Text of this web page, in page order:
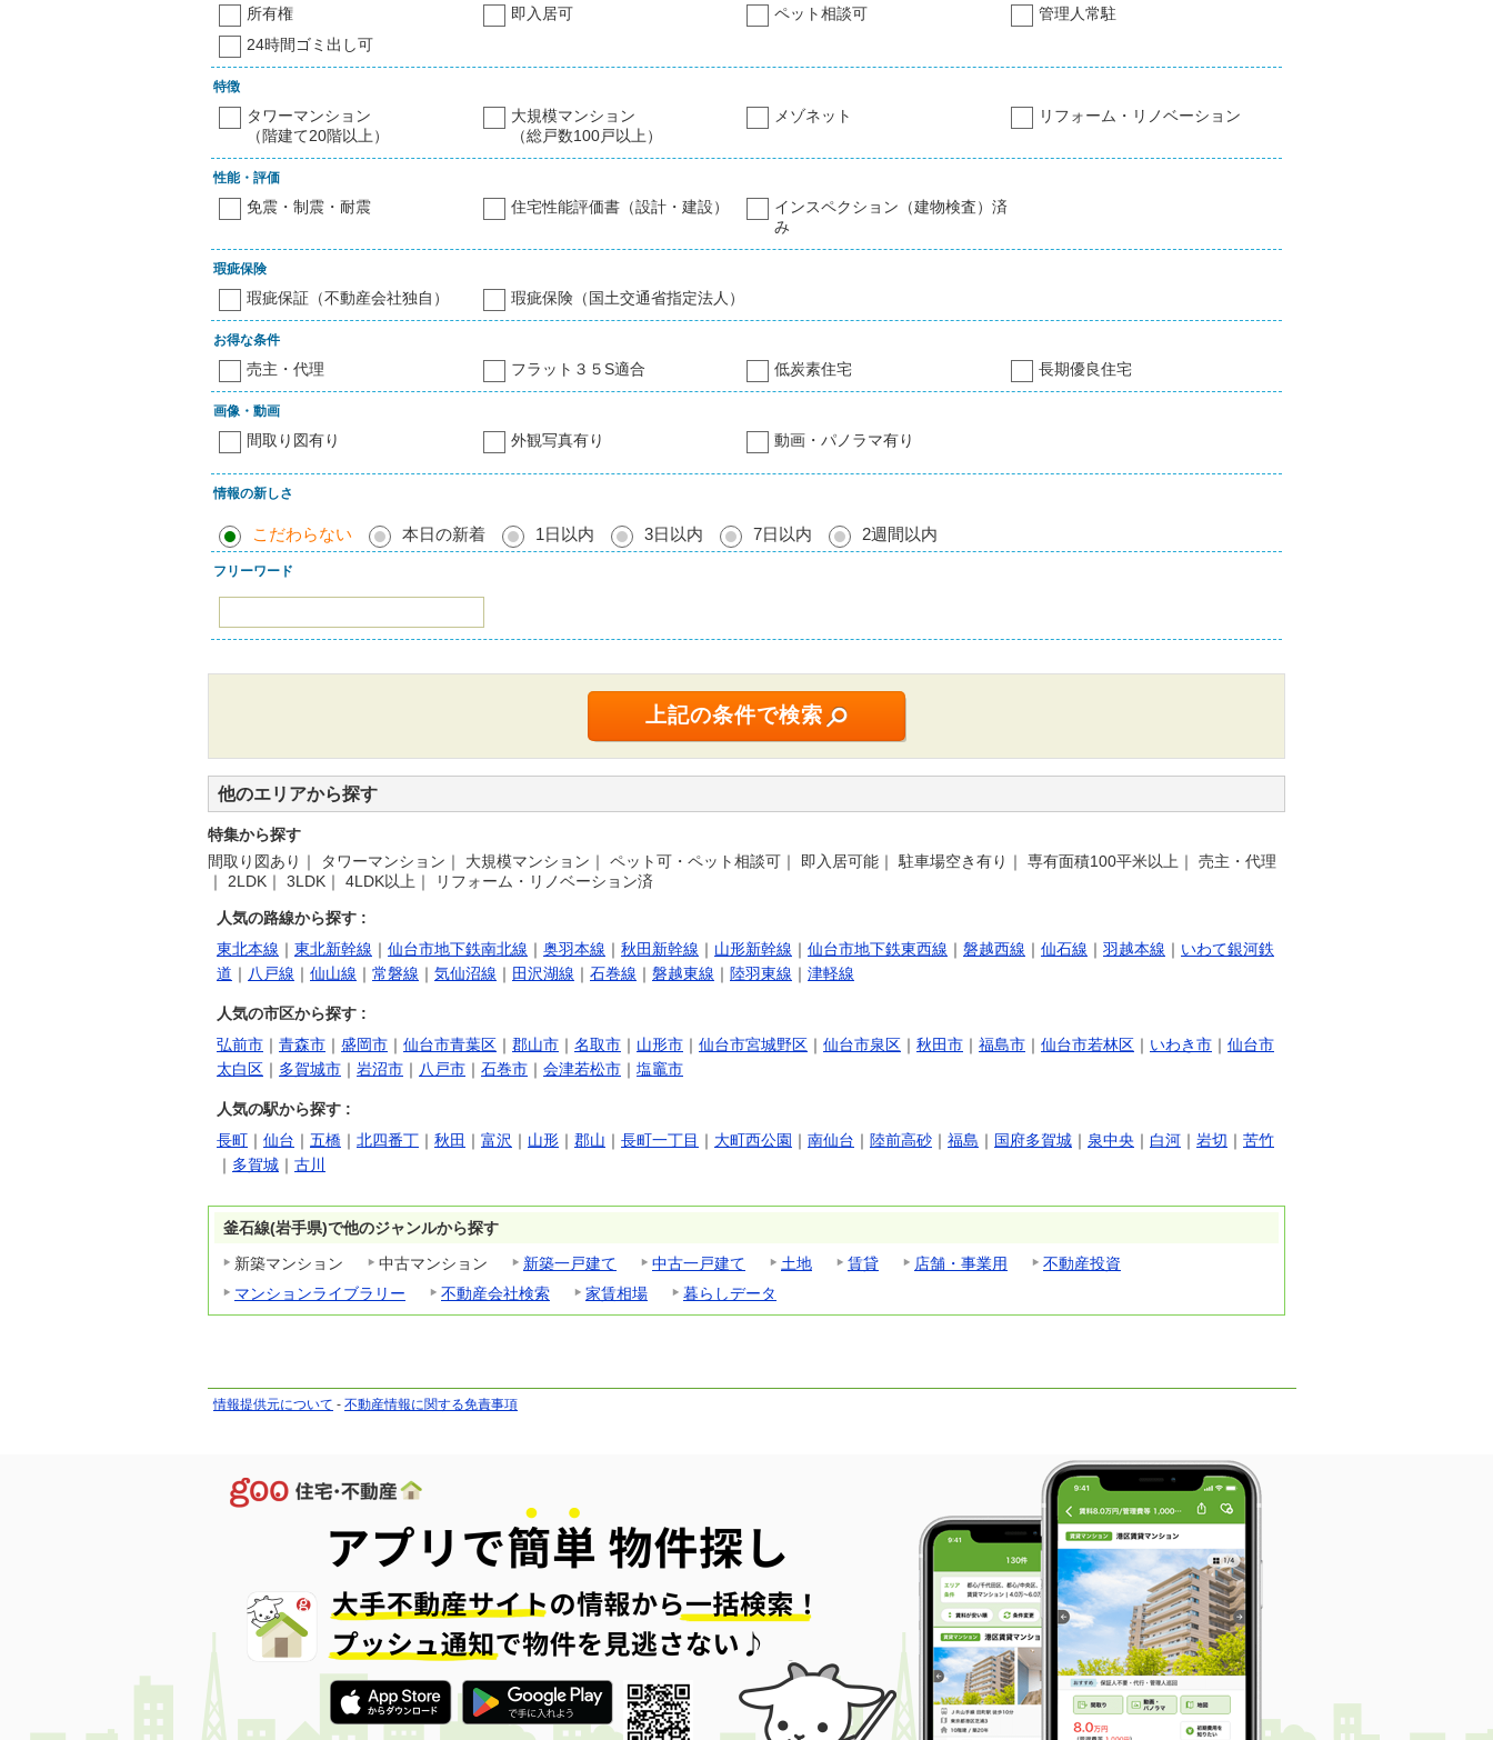
所有権 即入居可 ペット相談可
管理人常駐
24時間ゴミ出し可
特徴
タワーマンション
（階建て20階以上）
大規模マンション
（総戸数100戸以上）
メゾネット リフォーム・リノベーション
性能・評価
免震・制震・耐震 住宅性能評価書（設計・建設）
インスペクション（建物検査）済
み
瑕疵保険
瑕疵保証（不動産会社独自） 瑕疵保険（国土交通省指定法人）
お得な条件
売主・代理 フラット３５S適合 低炭素住宅 長期優良住宅
画像・動画
間取り図有り 外観写真有り 動画・パノラマ有り
情報の新しさ
こだわらない 本日の新着 1日以内 3日以内 7日以内 2週間以内
フリーワード
他のエリアから探す
特集から探す
間取り図あり ｜ タワーマンション ｜ 大規模マンション ｜ ペット可・ペット相談可 ｜ 即入居可能 ｜ 駐車場空き有り ｜ 専有面積100平米以上 ｜ 売主・代理
｜ 2LDK ｜ 3LDK ｜ 4LDK以上 ｜ リフォーム・リノベーション済
人気の路線から探す :
東北本線 ｜ 東北新幹線 ｜ 仙台市地下鉄南北線 ｜ 奥羽本線 ｜ 秋田新幹線 ｜ 山形新幹線 ｜ 仙台市地下鉄東西線 ｜ 磐越西線 ｜ 仙石線 ｜ 羽越本線 ｜ いわて銀河鉄
道 ｜ 八戸線 ｜ 仙山線 ｜ 常磐線 ｜ 気仙沼線 ｜ 田沢湖線 ｜ 石巻線 ｜ 磐越東線 ｜ 陸羽東線 ｜ 津軽線
人気の市区から探す :
弘前市 ｜ 青森市 ｜ 盛岡市 ｜ 仙台市青葉区 ｜ 郡山市 ｜ 名取市 ｜ 山形市 ｜ 仙台市宮城野区 ｜ 仙台市泉区 ｜ 秋田市 ｜ 福島市 ｜ 仙台市若林区 ｜ いわき市 ｜ 仙台市
太白区 ｜ 多賀城市 ｜ 岩沼市 ｜ 八戸市 ｜ 石巻市 ｜ 会津若松市 ｜ 塩竈市
人気の駅から探す :
長町 ｜ 仙台 ｜ 五橋 ｜ 北四番丁 ｜ 秋田 ｜ 富沢 ｜ 山形 ｜ 郡山 ｜ 長町一丁目 ｜ 大町西公園 ｜ 南仙台 ｜ 陸前高砂 ｜ 福島 ｜ 国府多賀城 ｜ 泉中央 ｜ 白河 ｜ 岩切 ｜ 苦竹
｜ 多賀城 ｜ 古川
釜石線(岩手県)で他のジャンルから探す
新築マンション
中古マンション 新築一戸建て 中古一戸建て 土地 賃貸 店舗・事業用
不動産投資
マンションライブラリー
不動産会社検索 家賃相場 暮らしデータ
情報提供元について - 不動産情報に関する免責事項